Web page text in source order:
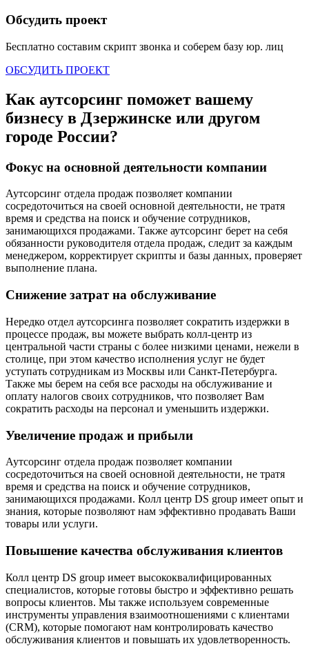
Обсудить проект
Бесплатно составим скрипт звонка и соберем базу юр. лиц
ОБСУДИТЬ ПРОЕКТ
Как аутсорсинг поможет вашему
бизнесу в Дзержинске или другом
городе России?
Фокус на основной деятельности компании
Аутсорсинг отдела продаж позволяет компании
сосредоточиться на своей основной деятельности, не тратя
время и средства на поиск и обучение сотрудников,
занимающихся продажами. Также аутсорсинг берет на себя
обязанности руководителя отдела продаж, следит за каждым
менеджером, корректирует скрипты и базы данных, проверяет
выполнение плана.
Снижение затрат на обслуживание
Нередко отдел аутсорсинга позволяет сократить издержки в
процессе продаж, вы можете выбрать колл-центр из
центральной части страны с более низкими ценами, нежели в
столице, при этом качество исполнения услуг не будет
уступать сотрудникам из Москвы или Санкт-Петербурга.
Также мы берем на себя все расходы на обслуживание и
оплату налогов своих сотрудников, что позволяет Вам
сократить расходы на персонал и уменьшить издержки.
Увеличение продаж и прибыли
Аутсорсинг отдела продаж позволяет компании
сосредоточиться на своей основной деятельности, не тратя
время и средства на поиск и обучение сотрудников,
занимающихся продажами. Колл центр DS group имеет опыт и
знания, которые позволяют нам эффективно продавать Ваши
товары или услуги.
Повышение качества обслуживания клиентов
Колл центр DS group имеет высококвалифицированных
специалистов, которые готовы быстро и эффективно решать
вопросы клиентов. Мы также используем современные
инструменты управления взаимоотношениями с клиентами
(CRM), которые помогают нам контролировать качество
обслуживания клиентов и повышать их удовлетворенность.